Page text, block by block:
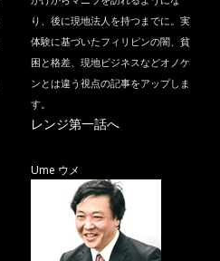
り、後に現地法人を持つまでに。実
体験に基づいたフィリピンの闇、貧
困と格差、現地ビジネスなどオノケ
ンとは違う視点の記事をアップしま
す。
レンジ第一話へ
Ume ウメ